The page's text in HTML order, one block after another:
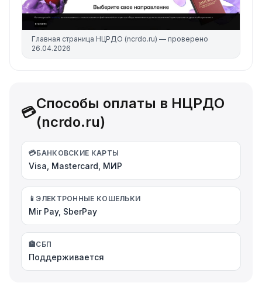
Главная страница НЦРДО (ncrdo.ru) — проверено
26.04.2026
💳
Способы оплаты в НЦРДО
(ncrdo.ru)
💳БАНКОВСКИЕ КАРТЫ
Visa, Mastercard, МИР
📱 ЭЛЕКТРОННЫЕ КОШЕЛЬКИ
Mir Pay, SberPay
🏦СБП
Поддерживается